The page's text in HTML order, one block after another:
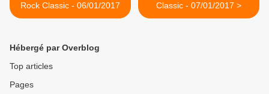
Rock Classic - 06/01/2017
Classic - 07/01/2017 >
Hébergé par Overblog
Top articles
Pages